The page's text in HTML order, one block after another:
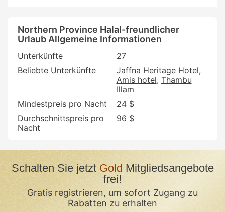
Northern Province Halal-freundlicher
Urlaub Allgemeine Informationen
Unterkünfte
27
Beliebte Unterkünfte
Jaffna Heritage Hotel
Amis hotel Thambu
Illam
Mindestpreis pro Nacht
24 $
Durchschnittspreis pro
Nacht
96 $
Schalten Sie jetztGold Mitgliedsangebote
frei!
Gratis registrieren, um sofort Zugang zu
Rabatten zu erhalten